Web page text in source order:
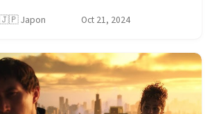
Tokyo) se remet à peine de la s...
🇯🇵 Japon Oct 21, 2024